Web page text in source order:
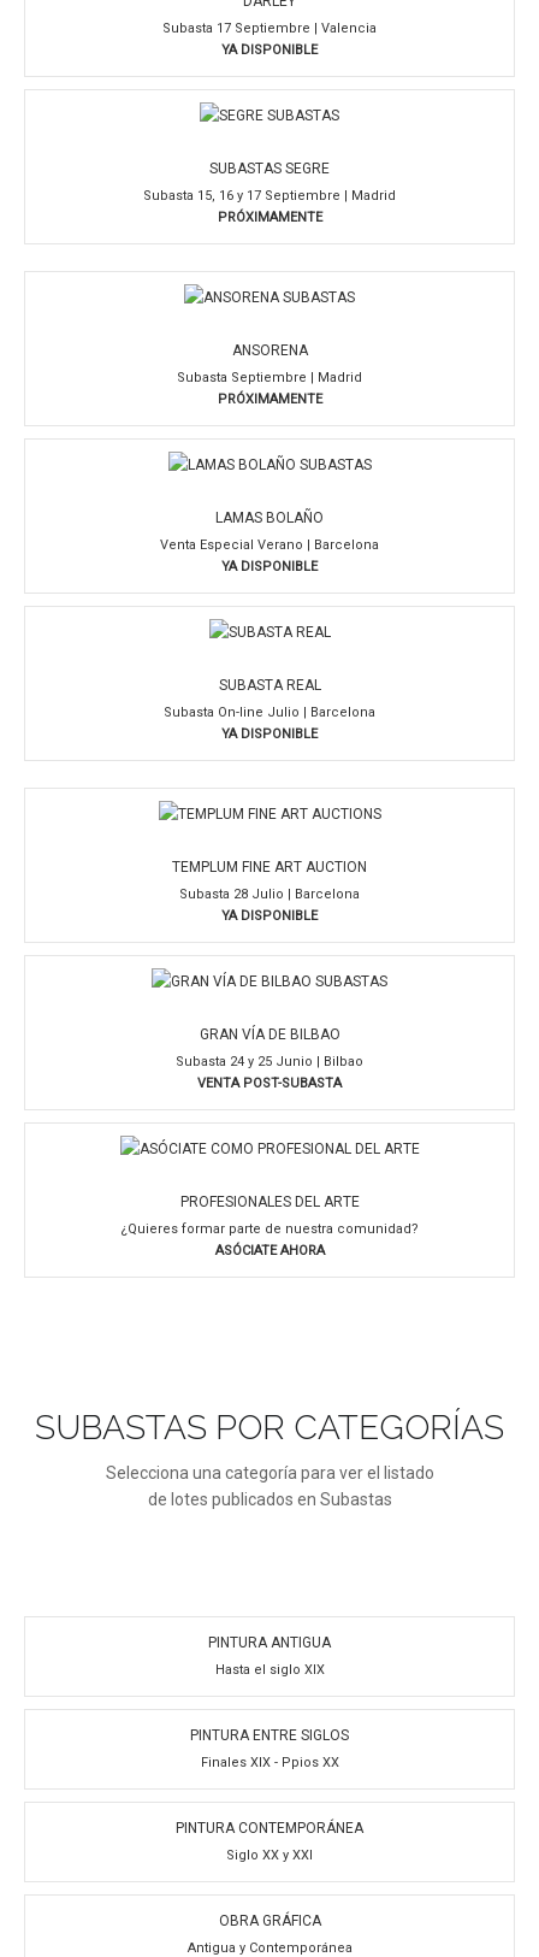
Subasta 17 Septiembre | Valencia
YA DISPONIBLE
SUBASTAS SEGRE
Subasta 15, 16 y 17 Septiembre | Madrid
PRÓXIMAMENTE
ANSORENA
Subasta Septiembre | Madrid
PRÓXIMAMENTE
LAMAS BOLAÑO
Venta Especial Verano | Barcelona
YA DISPONIBLE
SUBASTA REAL
Subasta On-line Julio | Barcelona
YA DISPONIBLE
TEMPLUM FINE ART AUCTION
Subasta 28 Julio | Barcelona
YA DISPONIBLE
GRAN VÍA DE BILBAO
Subasta 24 y 25 Junio | Bilbao
VENTA POST-SUBASTA
PROFESIONALES DEL ARTE
¿Quieres formar parte de nuestra comunidad?
ASÓCIATE AHORA
SUBASTAS POR CATEGORÍAS
Selecciona una categoría para ver el listado
de lotes publicados en Subastas
PINTURA ANTIGUA
Hasta el siglo XIX
PINTURA ENTRE SIGLOS
Finales XIX - Ppios XX
PINTURA CONTEMPORÁNEA
Siglo XX y XXI
OBRA GRÁFICA
Antigua y Contemporánea